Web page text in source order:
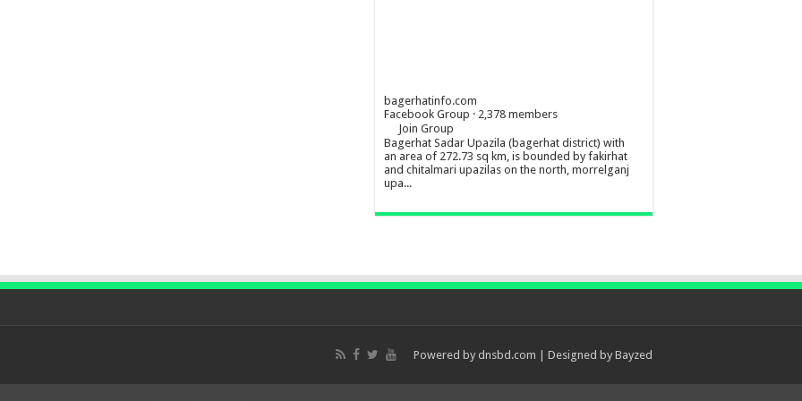
bagerhatinfo.com
Facebook Group · 2,378 members
Join Group
Bagerhat Sadar Upazila (bagerhat district) with
an area of 272.73 sq km, is bounded by fakirhat
and chitalmari upazilas on the north, morrelganj
upa...
Powered by dnsbd.com | Designed by Bayzed